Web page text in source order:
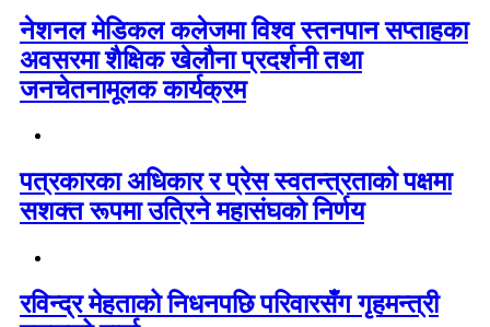
नेशनल मेडिकल कलेजमा विश्व स्तनपान सप्ताहका
अवसरमा शैक्षिक खेलौना प्रदर्शनी तथा
जनचेतनामूलक कार्यक्रम
पत्रकारका अधिकार र प्रेस स्वतन्त्रताको पक्षमा
सशक्त रूपमा उत्रिने महासंघको निर्णय
रविन्द्र मेहताको निधनपछि परिवारसँग गृहमन्त्री